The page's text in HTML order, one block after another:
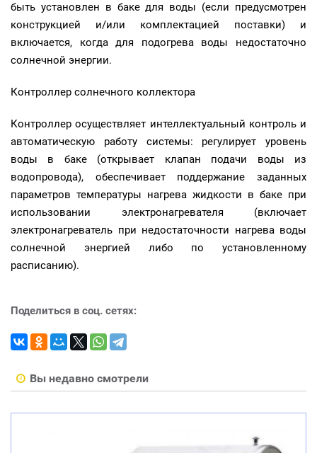
быть установлен в баке для воды (если предусмотрен
конструкцией и/или комплектацией поставки) и
включается, когда для подогрева воды недостаточно
солнечной энергии.
Контроллер солнечного коллектора
Контроллер осуществляет интеллектуальный контроль и
автоматическую работу системы: регулирует уровень
воды в баке (открывает клапан подачи воды из
водопровода), обеспечивает поддержание заданных
параметров температуры нагрева жидкости в баке при
использовании электронагревателя (включает
электронагреватель при недостаточности нагрева воды
солнечной энергией либо по установленному
расписанию).
Поделиться в соц. сетях:
Вы недавно смотрели